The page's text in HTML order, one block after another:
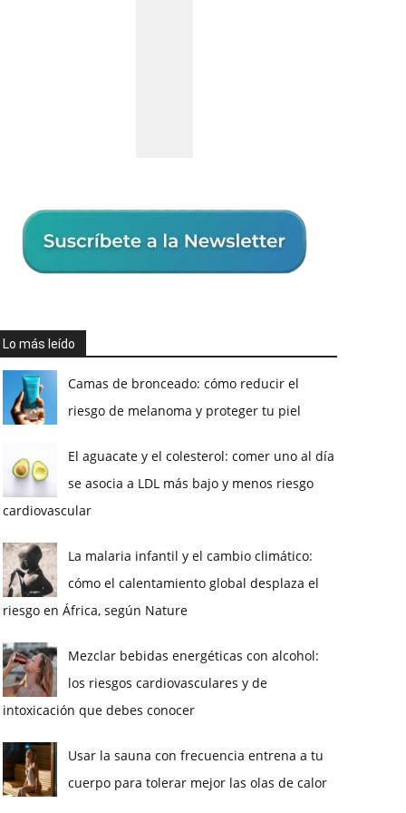
Lo más leído
Camas de bronceado: cómo reducir el
riesgo de melanoma y proteger tu piel
El aguacate y el colesterol: comer uno al día
se asocia a LDL más bajo y menos riesgo
cardiovascular
La malaria infantil y el cambio climático:
cómo el calentamiento global desplaza el
riesgo en África, según Nature
Mezclar bebidas energéticas con alcohol:
los riesgos cardiovasculares y de
intoxicación que debes conocer
Usar la sauna con frecuencia entrena a tu
cuerpo para tolerar mejor las olas de calor